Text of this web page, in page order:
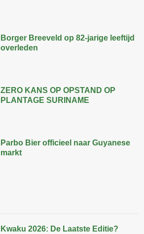
Borger Breeveld op 82-jarige leeftijd
overleden
ZERO KANS OP OPSTAND OP
PLANTAGE SURINAME
Parbo Bier officieel naar Guyanese
markt
Kwaku 2026: De Laatste Editie?